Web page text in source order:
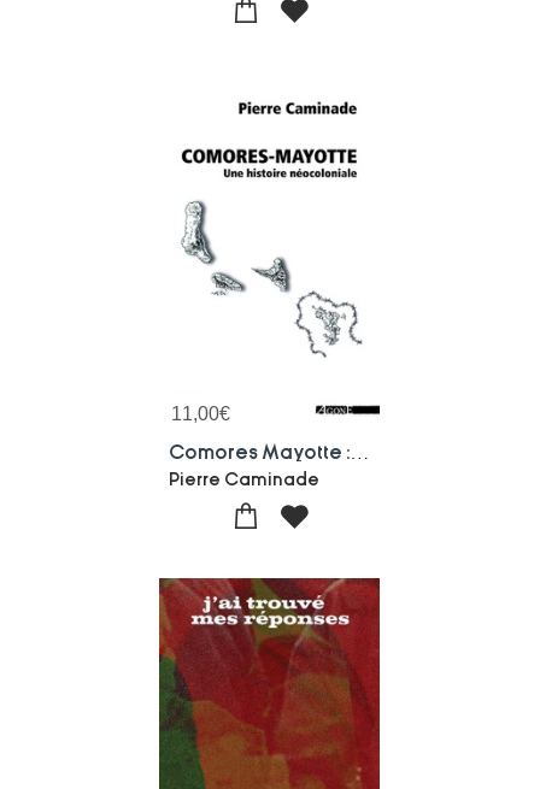
11,00€
Pierre Caminade